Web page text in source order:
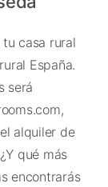
casa rural
España.
será
alquiler de
qué más
encontrarás